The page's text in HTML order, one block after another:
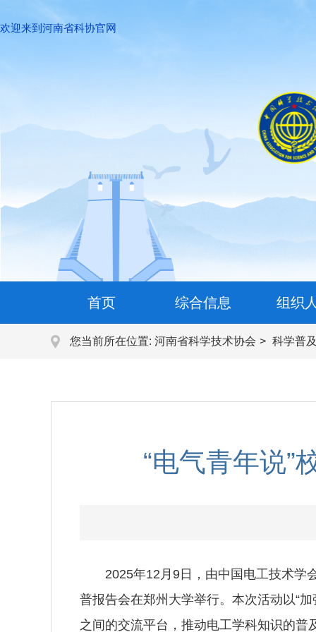
欢迎来到河南省科协官网
首页 综合信息 组织
您当前所在位置: 河南省科学技术协会 科学普
“电气青年说
2025年12月9日，由中国电工技术学
普报告会在郑州大学举行。本次活动以“
之间的交流平台，推动电工学科知识的